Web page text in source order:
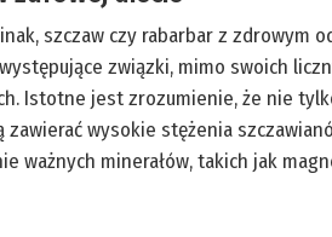
szczaw czy rabarbar z zdrowym
związki, mimo swoich
Istotne jest zrozumienie, że nie
wysokie stężenia
ważnych minerałów, takich jak